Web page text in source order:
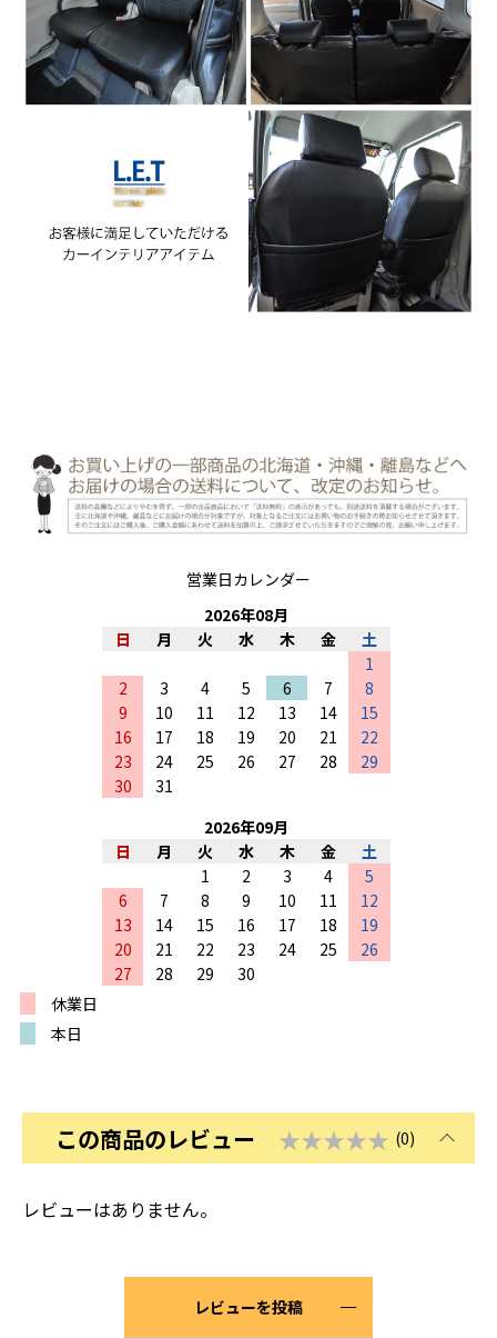
営業日カレンダー
2026年08月
日
月 火 水 木 金
土
1
2
3 4 5 6 7
8
9
10 11 12 13 14
15
16
17 18 19 20 21
22
23
24 25 26 27 28
29
30
31
2026年09月
日
月 火 水 木 金
土
1
2 3 4
5
6
7 8 9 10 11
12
13
14 15 16 17 18
19
20
21 22 23 24 25
26
27
28 29
30
休業日
本日
この商品のレビュー ★★★★★ (0)
レビューはありません。
レビューを投稿